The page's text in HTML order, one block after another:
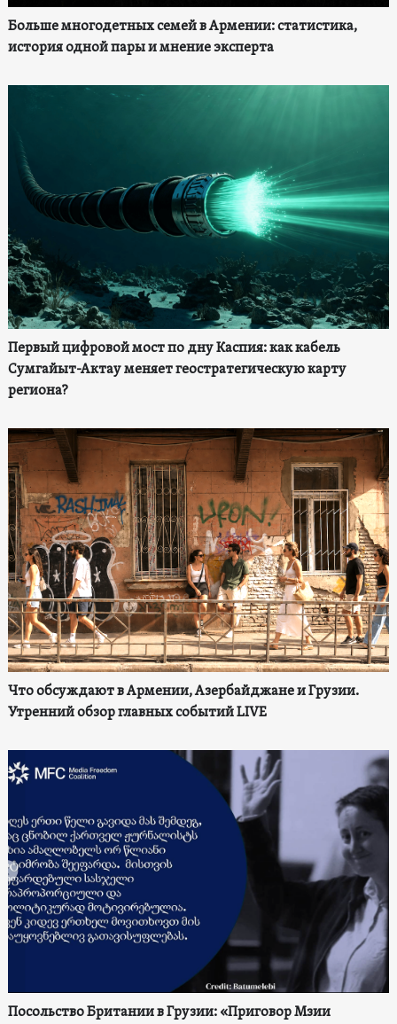
Больше многодетных семей в Армении: статистика,
история одной пары и мнение эксперта
Первый цифровой мост по дну Каспия: как кабель
Сумгайыт-Актау меняет геостратегическую карту
региона?
Что обсуждают в Армении, Азербайджане и Грузии.
Утренний обзор главных событий LIVE
Посольство Британии в Грузии: «Приговор Мзии